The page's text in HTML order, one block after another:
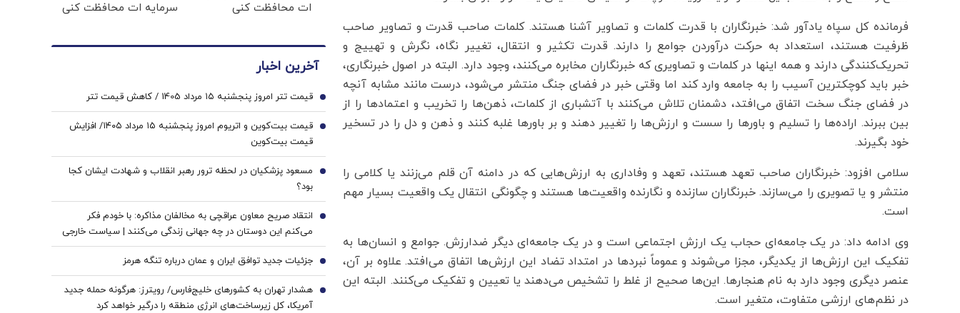
فرمانده کل سپاه یادآور شد: خبرنگاران با قدرت کلمات و تصاویر آشنا هستند. کلمات صاحب قدرت و تصاویر صاحب
ظرفیت هستند، استعداد به حرکت درآوردن جوامع را دارند. قدرت تکثیر و انتقال، تغییر نگاه، نگرش و تهییج و
تحریک‌کنندگی دارند و همه اینها در کلمات و تصاویری که خبرنگاران مخابره می‌کنند، وجود دارد. البته در اصول خبرنگاری،
خبر باید کوچکترین آسیب را به جامعه وارد کند اما وقتی خبر در فضای جنگ منتشر می‌شود، درست مانند مشابه آنچه
در فضای جنگ سخت اتفاق می‌افتد، دشمنان تلاش می‌کنند با آتشباری از کلمات، ذهن‌ها را تخریب و اعتمادها را از
بین ببرند. اراده‌ها را تسلیم و باورها را سست و ارزش‌ها را تغییر دهند و بر باورها غلبه کنند و ذهن و دل را در تسخیر
خود بگیرند.
سلامی افزود: خبرنگاران صاحب تعهد هستند، تعهد و وفاداری به ارزش‌هایی که در دامنه آن قلم می‌زنند یا کلامی را
منتشر و یا تصویری را می‌سازند. خبرنگاران سازنده و نگارنده واقعیت‌ها هستند و چگونگی انتقال یک واقعیت بسیار مهم
است.
وی ادامه داد: در یک جامعه‌ای حجاب یک ارزش اجتماعی است و در یک جامعه‌ای دیگر ضدارزش. جوامع و انسان‌ها به
تفکیک این ارزش‌ها از یکدیگر، مجزا می‌شوند و عموماً نبردها در امتداد تضاد این ارزش‌ها اتفاق می‌افتد. علاوه بر آن،
عنصر دیگری وجود دارد به نام هنجارها. این‌ها صحیح از غلط را تشخیص می‌دهند یا تعیین و تفکیک می‌کنند. البته این
در نظم‌های ارزشی متفاوت، متغیر است.
ات محافظت کنی
سرمایه ات محافظت کنی
آخرین اخبار
قیمت تتر امروز پنجشنبه ۱۵ مرداد 1405 / کاهش قیمت تتر 1
قیمت بیت‌کوین و اتریوم امروز پنجشنبه ۱۵ مرداد ۱۴۰۵/ افزایش
قیمت بیت‌کوین
2
مسعود پزشکیان در لحظه ترور رهبر انقلاب و شهادت ایشان کجا
بود؟
3
انتقاد صریح معاون عراقچی به مخالفان مذاکره: با خودم فکر
می‌کنم این دوستان در چه جهانی زندگی می‌کنند | سیاست خارجی
عرصه تصمیم‌های دشوار و سنجش دقیق هزینه و فایده است
4
جزئیات جدید توافق ایران و عمان درباره تنگه هرمز 5
هشدار تهران به کشورهای خلیج‌فارس/ رویترز: هرگونه حمله جدید
آمریکا، کل زیرساخت‌های انرژی منطقه را درگیر خواهد کرد
6